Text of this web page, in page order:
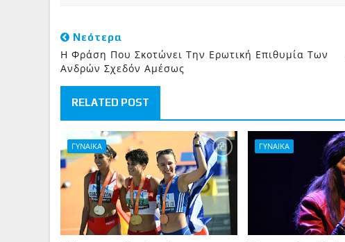
Νεότερα
Η Φράση Που Σκοτώνει Την Ερωτική Επιθυμία Των
Ανδρών Σχεδόν Αμέσως
RELATED POST
ΓΥΝΑΙΚΑ ΓΥΝΑΙΚΑ